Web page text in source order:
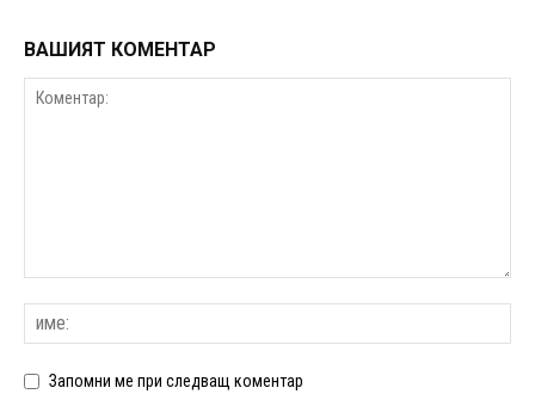
ВАШИЯТ КОМЕНТАР
Запомни ме при следващ коментар